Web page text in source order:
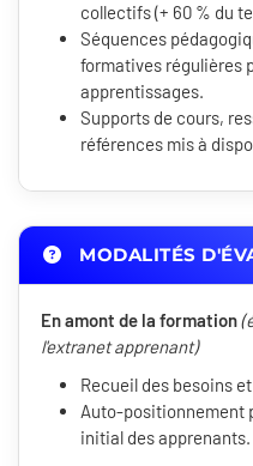
collectifs (+ 60 % du
Séquences
formatives régulières
apprentissages.
Supports de cours,
références mis à
MODALITÉS
En amont de la formation
l'extranet apprenant)
Recueil des besoins
Auto-positionnement
initial des apprenants.